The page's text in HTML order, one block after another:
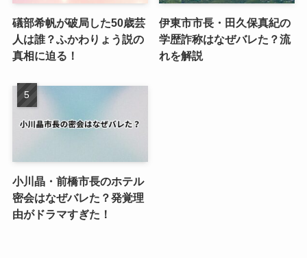
礒部希帆が破局した50歳芸
人は誰？ふかわりょう説の
真相に迫る！
伊東市市長・田久保真紀の
学歴詐称はなぜバレた？流
れを解説
小川晶・前橋市長のホテル
密会はなぜバレた？発覚理
由がドラマすぎた！